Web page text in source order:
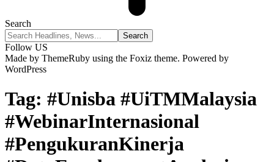
Search
Follow US
Made by ThemeRuby using the Foxiz theme. Powered by
WordPress
Tag: #Unisba #UiTMMalaysia
#WebinarInternasional
#PengukuranKinerja